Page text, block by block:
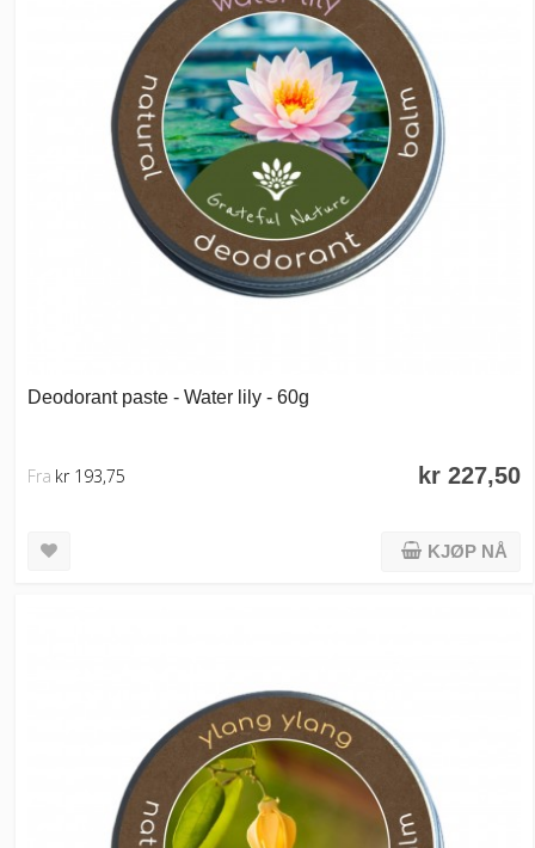
Deodorant paste - Water lily - 60g
kr 227,50
Fra kr 193,75
KJØP NÅ